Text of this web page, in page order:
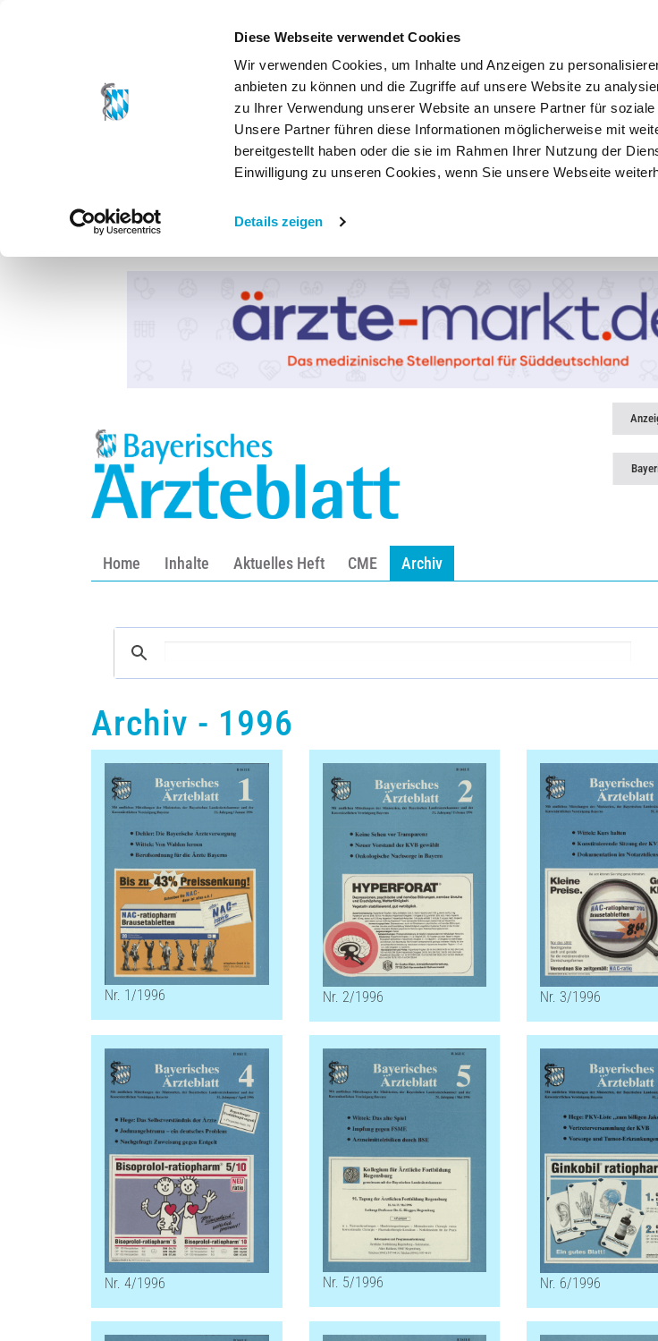
Diese Webseite verwendet Cookies
Wir verwenden Cookies, um Inhalte und Anzeigen zu
anbieten zu können und die Zugriffe auf unsere Website zu
zu Ihrer Verwendung unserer Website an unsere Partner für
Unsere Partner führen diese Informationen möglicherweise mit
bereitgestellt haben oder die sie im Rahmen Ihrer Nutzung der
Einwilligung zu unseren Cookies, wenn Sie unsere Webseite
Details zeigen
Home Inhalte Aktuelles Heft CME Archiv
Archiv - 1996
Nr. 1/1996 Nr. 2/1996 Nr. 3/1996
Nr. 4/1996 Nr. 5/1996 Nr. 6/1996